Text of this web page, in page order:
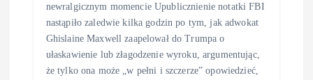
newralgicznym momencie Upublicznienie notatki FBI
nastąpiło zaledwie kilka godzin po tym, jak adwokat
Ghislaine Maxwell zaapelował do Trumpa o
ułaskawienie lub złagodzenie wyroku, argumentując,
że tylko ona może „w pełni i szczerze” opowiedzieć,